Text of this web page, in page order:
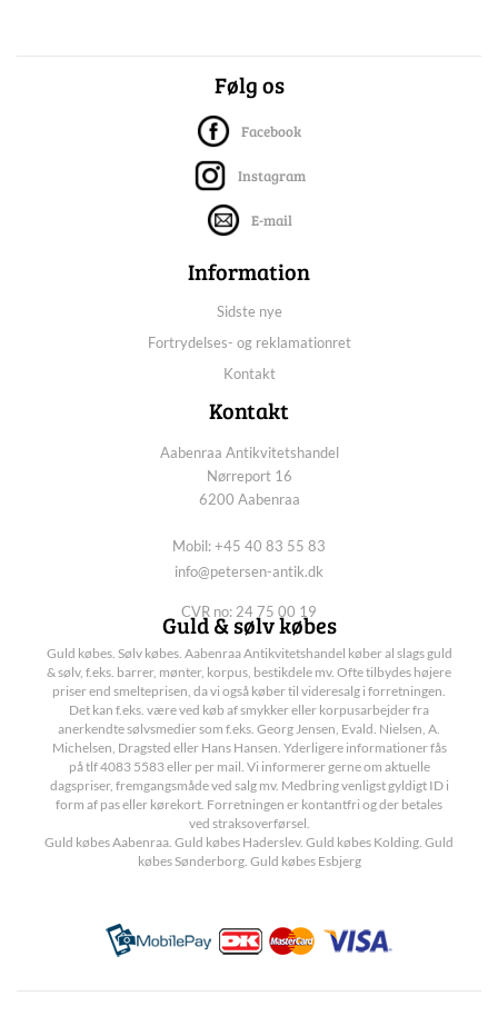
Følg os
Facebook
Instagram
E-mail
Information
Sidste nye
Fortrydelses- og reklamationret
Kontakt
Kontakt
Aabenraa Antikvitetshandel
Nørreport 16
6200 Aabenraa
Mobil: +45 40 83 55 83
info@petersen-antik.dk
CVR no: 24 75 00 19
Guld & sølv købes
Guld købes. Sølv købes. Aabenraa Antikvitetshandel køber al slags guld
& sølv, f.eks. barrer, mønter, korpus, bestikdele mv. Ofte tilbydes højere
priser end smelteprisen, da vi også køber til videresalg i forretningen.
Det kan f.eks. være ved køb af smykker eller korpusarbejder fra
anerkendte sølvsmedier som f.eks. Georg Jensen, Evald. Nielsen, A.
Michelsen, Dragsted eller Hans Hansen. Yderligere informationer fås
på tlf 4083 5583 eller per mail. Vi informerer gerne om aktuelle
dagspriser, fremgangsmåde ved salg mv. Medbring venligst gyldigt ID i
form af pas eller kørekort. Forretningen er kontantfri og der betales
ved straksoverførsel.
Guld købes Aabenraa. Guld købes Haderslev. Guld købes Kolding. Guld
købes Sønderborg. Guld købes Esbjerg